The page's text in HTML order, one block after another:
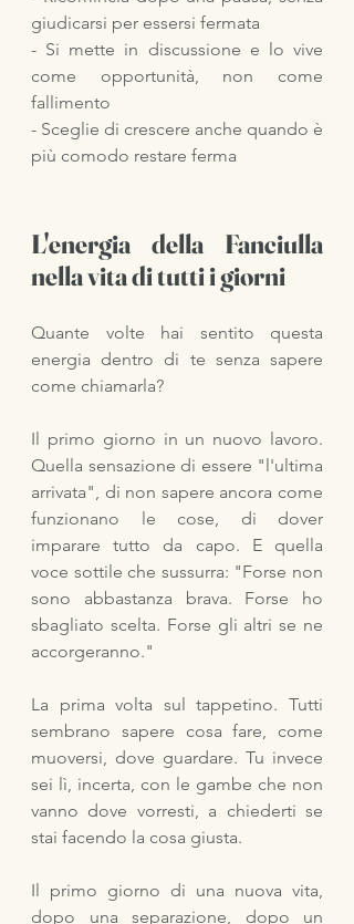
giudicarsi per essersi fermata
- Si mette in discussione e lo vive
come opportunità, non come
fallimento
- Sceglie di crescere anche quando è
più comodo restare ferma
L'energia della Fanciulla
nella vita di tutti i giorni
Quante volte hai sentito questa
energia dentro di te senza sapere
come chiamarla?
Il primo giorno in un nuovo lavoro.
Quella sensazione di essere "l'ultima
arrivata", di non sapere ancora come
funzionano le cose, di dover
imparare tutto da capo. E quella
voce sottile che sussurra: "Forse non
sono abbastanza brava. Forse ho
sbagliato scelta. Forse gli altri se ne
accorgeranno."
La prima volta sul tappetino. Tutti
sembrano sapere cosa fare, come
muoversi, dove guardare. Tu invece
sei lì, incerta, con le gambe che non
vanno dove vorresti, a chiederti se
stai facendo la cosa giusta.
Il primo giorno di una nuova vita,
dopo una separazione, dopo un